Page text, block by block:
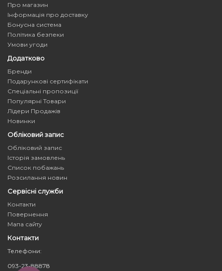
Про магазин
Інформація про доставку
Бонусна система
Політика безпеки
Умови угоди
Додатково
Бренди
Подарункові сертифікати
Спеціальні пропозиції
Популярні Товари
Лідери Продажів
Новинки
Обліковий запис
Обліковий запис
Історія замовлень
Список побажань
Розсилання новин
Сервісні служби
Контакти
Повернення
Мапа сайту
Контакти
Телефони:
093-23-88878